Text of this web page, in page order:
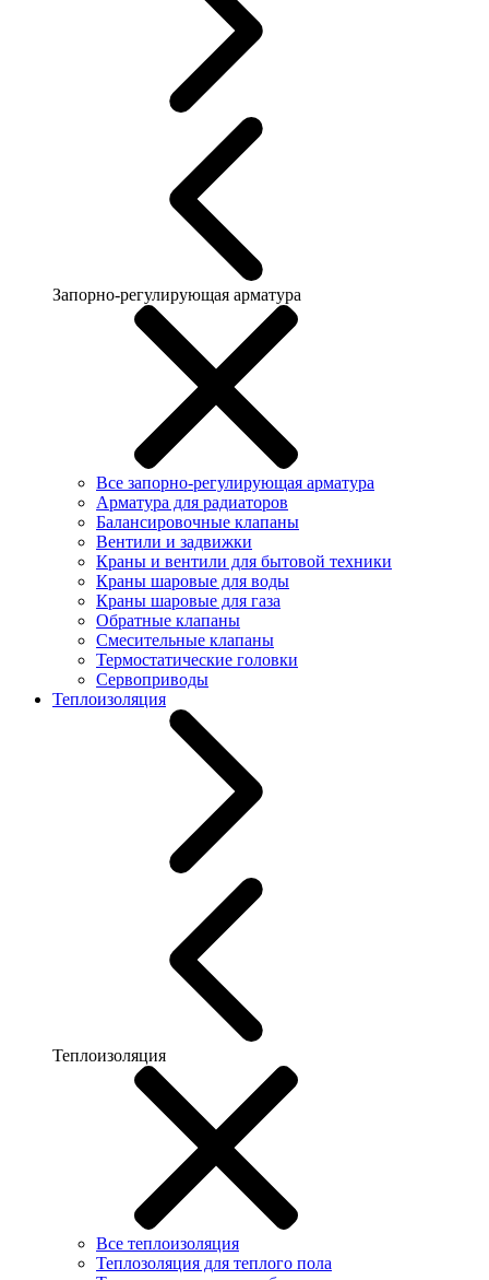
Запорно-регулирующая арматура
Все запорно-регулирующая арматура
Арматура для радиаторов
Балансировочные клапаны
Вентили и задвижки
Краны и вентили для бытовой техники
Краны шаровые для воды
Краны шаровые для газа
Обратные клапаны
Смесительные клапаны
Термостатические головки
Сервоприводы
Теплоизоляция
Теплоизоляция
Все теплоизоляция
Теплозоляция для теплого пола